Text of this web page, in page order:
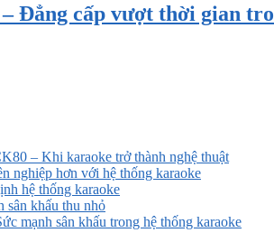
Đẳng cấp vượt thời gian
– Khi karaoke trở thành nghệ thuật
nghiệp hơn với hệ thống karaoke
hệ thống karaoke
sân khấu thu nhỏ
mạnh sân khấu trong hệ thống karaoke